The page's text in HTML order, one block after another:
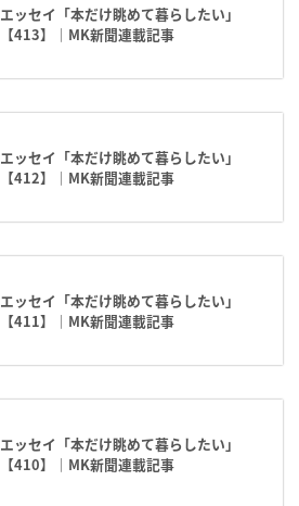
エッセイ「本だけ眺めて暮らしたい」
【413】｜MK新聞連載記事
エッセイ「本だけ眺めて暮らしたい」
【412】｜MK新聞連載記事
エッセイ「本だけ眺めて暮らしたい」
【411】｜MK新聞連載記事
エッセイ「本だけ眺めて暮らしたい」
【410】｜MK新聞連載記事